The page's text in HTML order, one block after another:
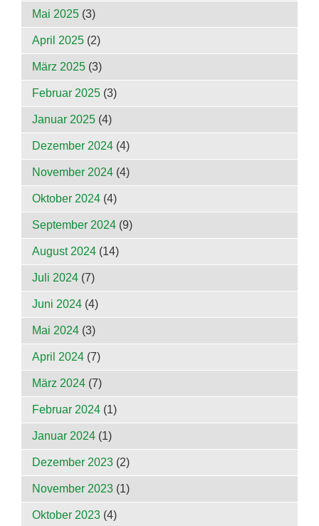
Mai 2025 (3)
April 2025 (2)
März 2025 (3)
Februar 2025 (3)
Januar 2025 (4)
Dezember 2024 (4)
November 2024 (4)
Oktober 2024 (4)
September 2024 (9)
August 2024 (14)
Juli 2024 (7)
Juni 2024 (4)
Mai 2024 (3)
April 2024 (7)
März 2024 (7)
Februar 2024 (1)
Januar 2024 (1)
Dezember 2023 (2)
November 2023 (1)
Oktober 2023 (4)